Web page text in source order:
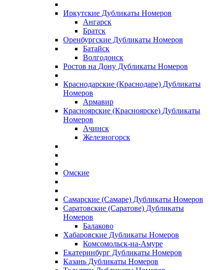
Иркутские Дубликаты Номеров
Ангарск
Братск
Оренбургские Дубликаты Номеров
Батайск
Волгодонск
Ростов на Дону Дубликаты Номеров
Краснодарские (Краснодаре) Дубликаты
Номеров
Армавир
Красноярские (Красноярске) Дубликаты
Номеров
Ачинск
Железногорск
Омские
Самарские (Самаре) Дубликаты Номеров
Саратовские (Саратове) Дубликаты
Номеров
Балаково
Хабаровские Дубликаты Номеров
Комсомольск-на-Амуре
Екатеринбург Дубликаты Номеров
Казань Дубликаты Номеров